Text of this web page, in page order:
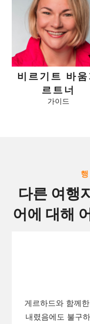
비르기트 바
르트너
가이드
다른 여행
어에 대해
게르하드와 함께
내렸음에도 불구